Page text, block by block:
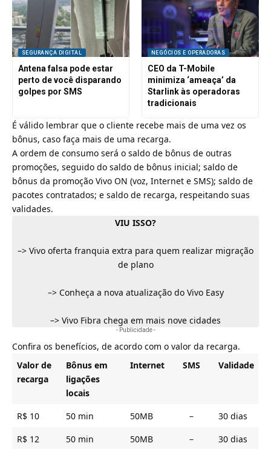
SEGURANÇA DIGITAL
Antena falsa pode estar
perto de você disparando
golpes por SMS
NEGÓCIOS E OPERADORAS
CEO da T-Mobile
minimiza ‘ameaça’ da
Starlink às operadoras
tradicionais
É válido lembrar que o cliente recebe mais de uma vez os
bônus, caso faça mais de uma recarga.
A ordem de consumo será o saldo de bônus de outras
promoções, seguido do saldo de bônus inicial; saldo de
bônus da promoção Vivo ON (voz, Internet e SMS); saldo de
pacotes contratados; e saldo de recarga, respeitando suas
validades.
VIU ISSO?
–> Vivo oferta franquia extra para quem realizar migração
de plano
–> Conheça a nova atualização do Vivo Easy
–> Vivo Fibra chega em mais nove cidades
- Publicidade -
Confira os benefícios, de acordo com o valor da recarga.
Valor de
recarga
Bônus em
ligações
locais
Internet SMS Validade
R$ 10 50 min 50MB –
30 dias
R$ 12
50 min 50MB –
30 dias